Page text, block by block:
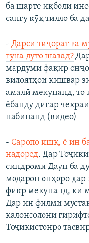
ба шарте иқболи
сангу кӯҳ тилло ба
- Дарси тиҷорат ва
гуна дуто шавад?
мардуми фақир
вилоятҳои кишвар
амалӣ мекунанд, то
ёбанду дигар
набинанд (видео)
- Саропо ишқ, ё ин
надоред. Дар
синдроми Даун ба
модарон онҳоро
фикр мекунанд, ки
Дар ин филми
калонсолони
Тоҷикистонро